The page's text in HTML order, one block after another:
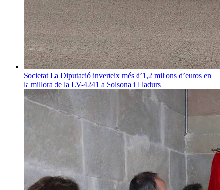
Societat La Diputació inverteix més d’1,2 milions d’euros en
la millora de la LV-4241 a Solsona i Lladurs